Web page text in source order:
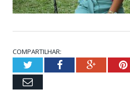
COMPARTILHAR:
TwitterFacebookGoogle+
Email